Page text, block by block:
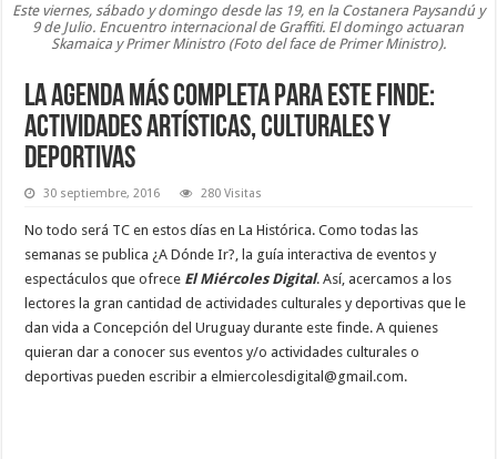
Este viernes, sábado y domingo desde las 19, en la Costanera Paysandú y
9 de Julio. Encuentro internacional de Graffiti. El domingo actuaran
Skamaica y Primer Ministro (Foto del face de Primer Ministro).
La agenda más completa para este finde:
actividades artísticas, culturales y
deportivas
30 septiembre, 2016 280 Visitas
No todo será TC en estos días en La Histórica. Como todas las
semanas se publica ¿A Dónde Ir?, la guía interactiva de eventos y
espectáculos que ofrece El Miércoles Digital. Así, acercamos a los
lectores la gran cantidad de actividades culturales y deportivas que le
dan vida a Concepción del Uruguay durante este finde. A quienes
quieran dar a conocer sus eventos y/o actividades culturales o
deportivas pueden escribir a elmiercolesdigital@gmail.com.